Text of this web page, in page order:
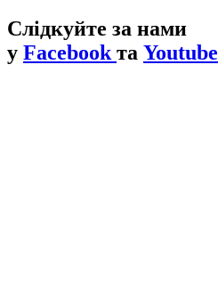
Слідкуйте за нами
у Facebook та Youtube